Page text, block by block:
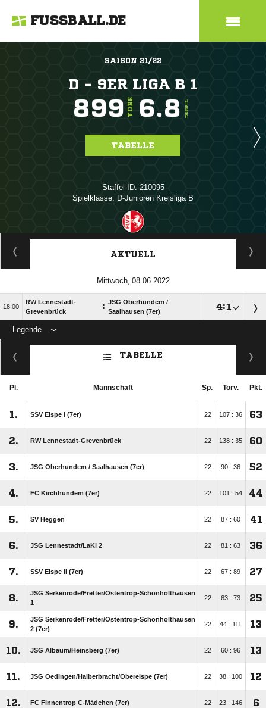
FUSSBALL.DE
SAISON 21/22
D - 9ER LIGA B 1
899 TORE 6.8 TORE/SPIEL
TABELLE
Staffel-ID: 210095
Spielklasse: D-Junioren Kreisliga B
ANZEIGE
AKTUELL
 

RW Lennestadt-
Grevenbrück
: JSG Oberhundem /​
Saalhausen (7er)
:
Legende
ANZEIGE
TABELLE
Pl. Mannschaft Sp. Torv. Pkt.
1. SSV Elspe I (7er) 22 107 : 36 63
2. RW Lennestadt-Grevenbrück 22 138 : 35 60
3. JSG Oberhundem /​ Saalhausen (7er) 22 90 : 36 52
4. FC Kirchhundem (7er) 22 101 : 54 44
5. SV Heggen 22 87 : 60 41
6. JSG Lennestadt/​LaKi 2 22 81 : 63 36
7. SSV Elspe II (7er) 22 67 : 89 27
8.
JSG Serkenrode/​Fretter/​Ostentrop-Schönholthausen
1
22 63 : 73 25
9.
JSG Serkenrode/​Fretter/​Ostentrop-Schönholthausen
2 (7er)
22 44 : 111 13
10. JSG Albaum/​Heinsberg (7er) 22 60 : 96 13
11. JSG Oedingen/​Halberbracht/​Oberelspe (7er) 22 38 : 100 12
12. FC Finnentrop C-Mädchen (7er) 22 23 : 146 6